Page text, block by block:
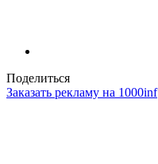
Поделиться
Заказать рекламу на 1000inf